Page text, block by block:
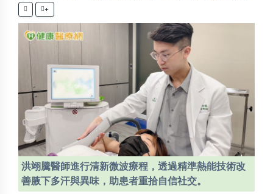
+
洪翊騰醫師進行清新微波療程，透過精準熱能技術改
善腋下多汗與異味，助患者重拾自信社交。